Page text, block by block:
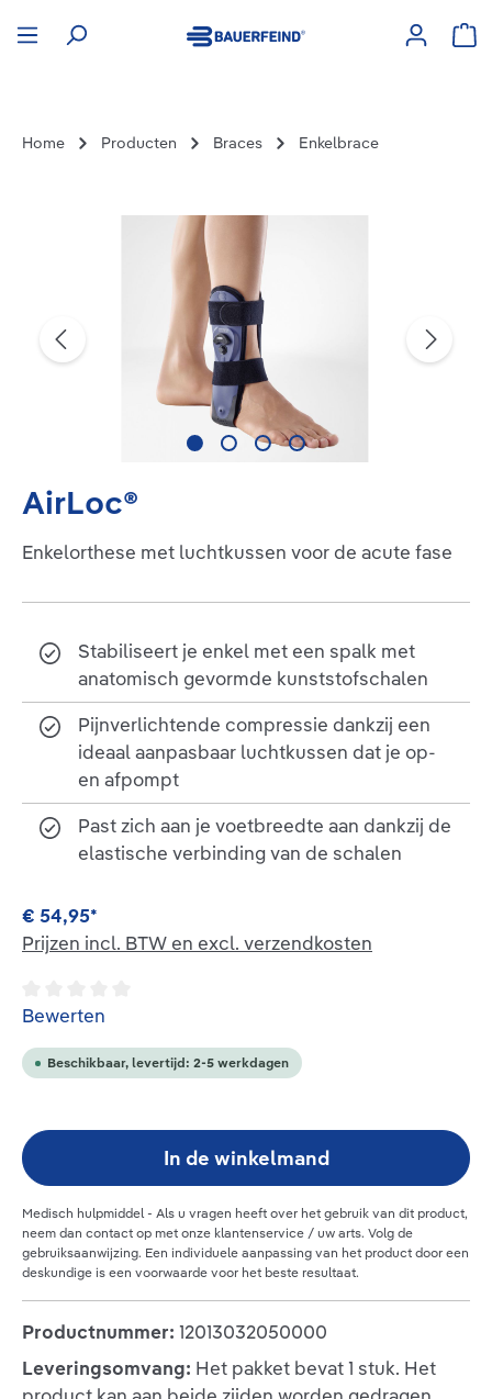
Home Producten Braces Enkelbrace
Afbeeldingengalerij overslaan
AirLoc®
Enkelorthese met luchtkussen voor de acute fase
Stabiliseert je enkel met een spalk met
anatomisch gevormde kunststofschalen
Pijnverlichtende compressie dankzij een
ideaal aanpasbaar luchtkussen dat je op-
en afpompt
Past zich aan je voetbreedte aan dankzij de
elastische verbinding van de schalen
€ 54,95*
Prijzen incl. BTW en excl. verzendkosten
Gemiddelde waardering van 0 van 5 sterren
Bewerten
Beschikbaar, levertijd: 2-5 werkdagen
In de winkelmand
Medisch hulpmiddel - Als u vragen heeft over het gebruik van dit product,
neem dan contact op met onze klantenservice / uw arts. Volg de
gebruiksaanwijzing. Een individuele aanpassing van het product door een
deskundige is een voorwaarde voor het beste resultaat.
Productnummer: 12013032050000
Leveringsomvang: Het pakket bevat 1 stuk. Het